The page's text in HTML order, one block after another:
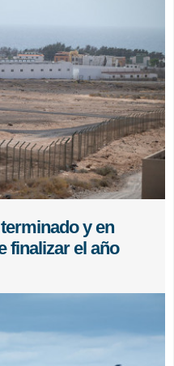
y en
finalizar el año